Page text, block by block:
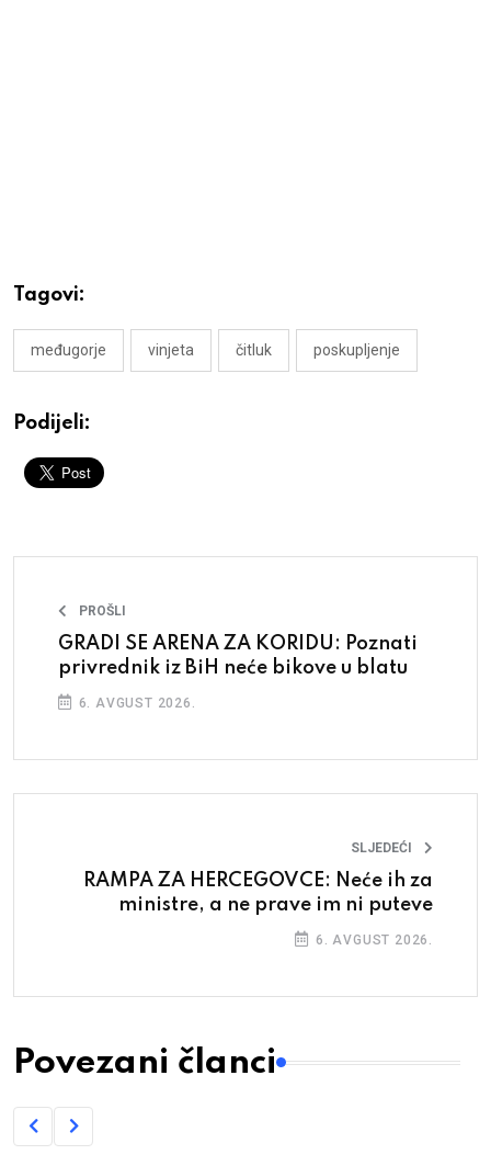
Tagovi:
međugorje vinjeta čitluk poskupljenje
Podijeli:
PROŠLI
GRADI SE ARENA ZA KORIDU: Poznati
privrednik iz BiH neće bikove u blatu
6. AVGUST 2026.
SLJEDEĆI
RAMPA ZA HERCEGOVCE: Neće ih za
ministre, a ne prave im ni puteve
6. AVGUST 2026.
Povezani članci